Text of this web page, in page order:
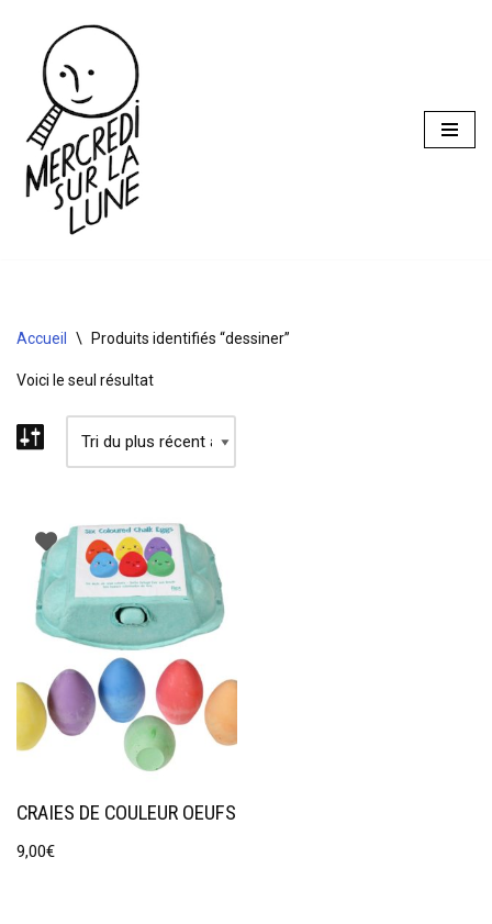
Aller
contenu
Accueil \ Produits identifiés “dessiner”
Voici le seul résultat
CRAIES DE COULEUR OEUFS
9,00€